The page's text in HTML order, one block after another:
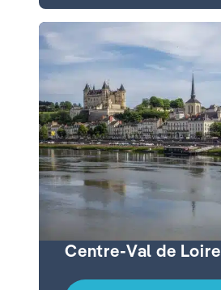
Centre-Val de Loire